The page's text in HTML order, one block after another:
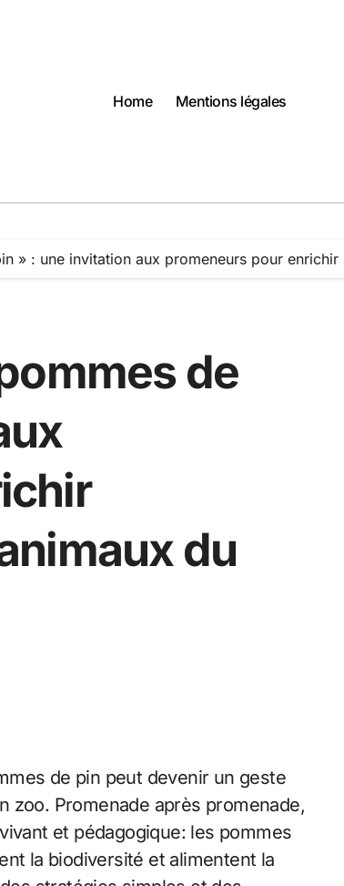
Home Mentions légales
» : une invitation aux promeneurs pour enrichir
de
du
de pin peut devenir un geste
zoo. Promenade après promenade,
et pédagogique: les pommes
la biodiversité et alimentent la